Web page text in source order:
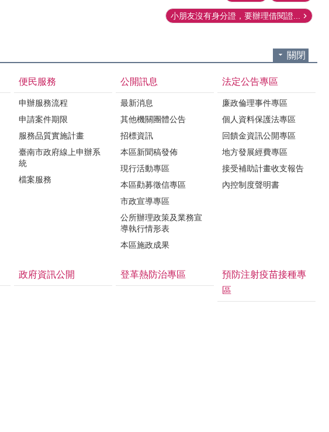
小朋友沒有身分證，要辦理借閱證...
關閉
便民服務
申辦服務流程
申請案件期限
服務品質實施計畫
臺南市政府線上申辦系
統
檔案服務
公開訊息
最新消息
其他機關團體公告
招標資訊
本區新聞稿發佈
現行活動專區
本區勸募徵信專區
市政宣導專區
公所辦理政策及業務宣
導執行情形表
本區施政成果
法定公告專區
廉政倫理事件專區
個人資料保護法專區
回饋金資訊公開專區
地方發展經費專區
接受補助計畫收支報告
內控制度聲明書
政府資訊公開 登革熱防治專區
預防注射疫苗接種專
區